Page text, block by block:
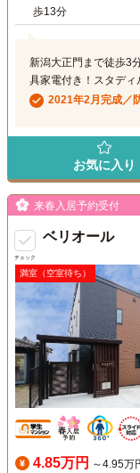
歩13分
新潟大正門まで徒歩3
具家電付き！スタデ
2021年2月完成／
お気に入り
チェック
来春入居予約受付
ベリオール
満室（空室待ち）
4.85万円 ～4.95万